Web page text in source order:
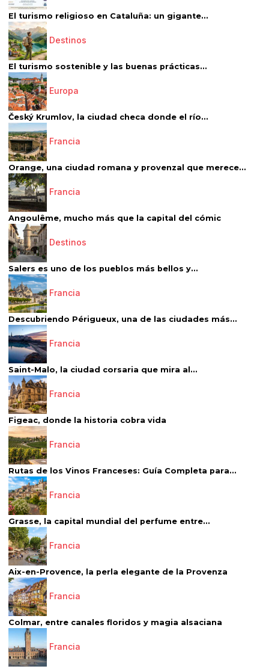
El turismo religioso en Cataluña: un gigante...
Destinos
El turismo sostenible y las buenas prácticas...
Europa
Český Krumlov, la ciudad checa donde el río...
Francia
Orange, una ciudad romana y provenzal que merece...
Francia
Angoulême, mucho más que la capital del cómic
Destinos
Salers es uno de los pueblos más bellos y...
Francia
Descubriendo Périgueux, una de las ciudades más...
Francia
Saint-Malo, la ciudad corsaria que mira al...
Francia
Figeac, donde la historia cobra vida
Francia
Rutas de los Vinos Franceses: Guía Completa para...
Francia
Grasse, la capital mundial del perfume entre...
Francia
Aix-en-Provence, la perla elegante de la Provenza
Francia
Colmar, entre canales floridos y magia alsaciana
Francia